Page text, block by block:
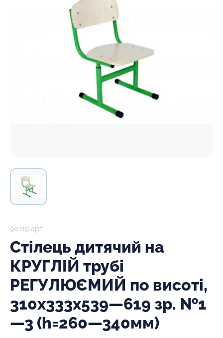
90219 арт
Стілець дитячий на
КРУГЛІЙ трубі
РЕГУЛЮЄМИЙ по висоті,
310х333х539—619 зр. №1
—3 (h=260—340мм)